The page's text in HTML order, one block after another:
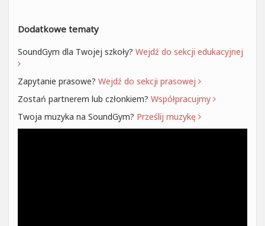
Dodatkowe tematy
SoundGym dla Twojej szkoły? Wejdź do sekcji edukacyjnej
Zapytanie prasowe? Wejdź do sekcji prasowej
Zostań partnerem lub członkiem? Współpracujmy
Twoja muzyka na SoundGym? Prześlij muzykę